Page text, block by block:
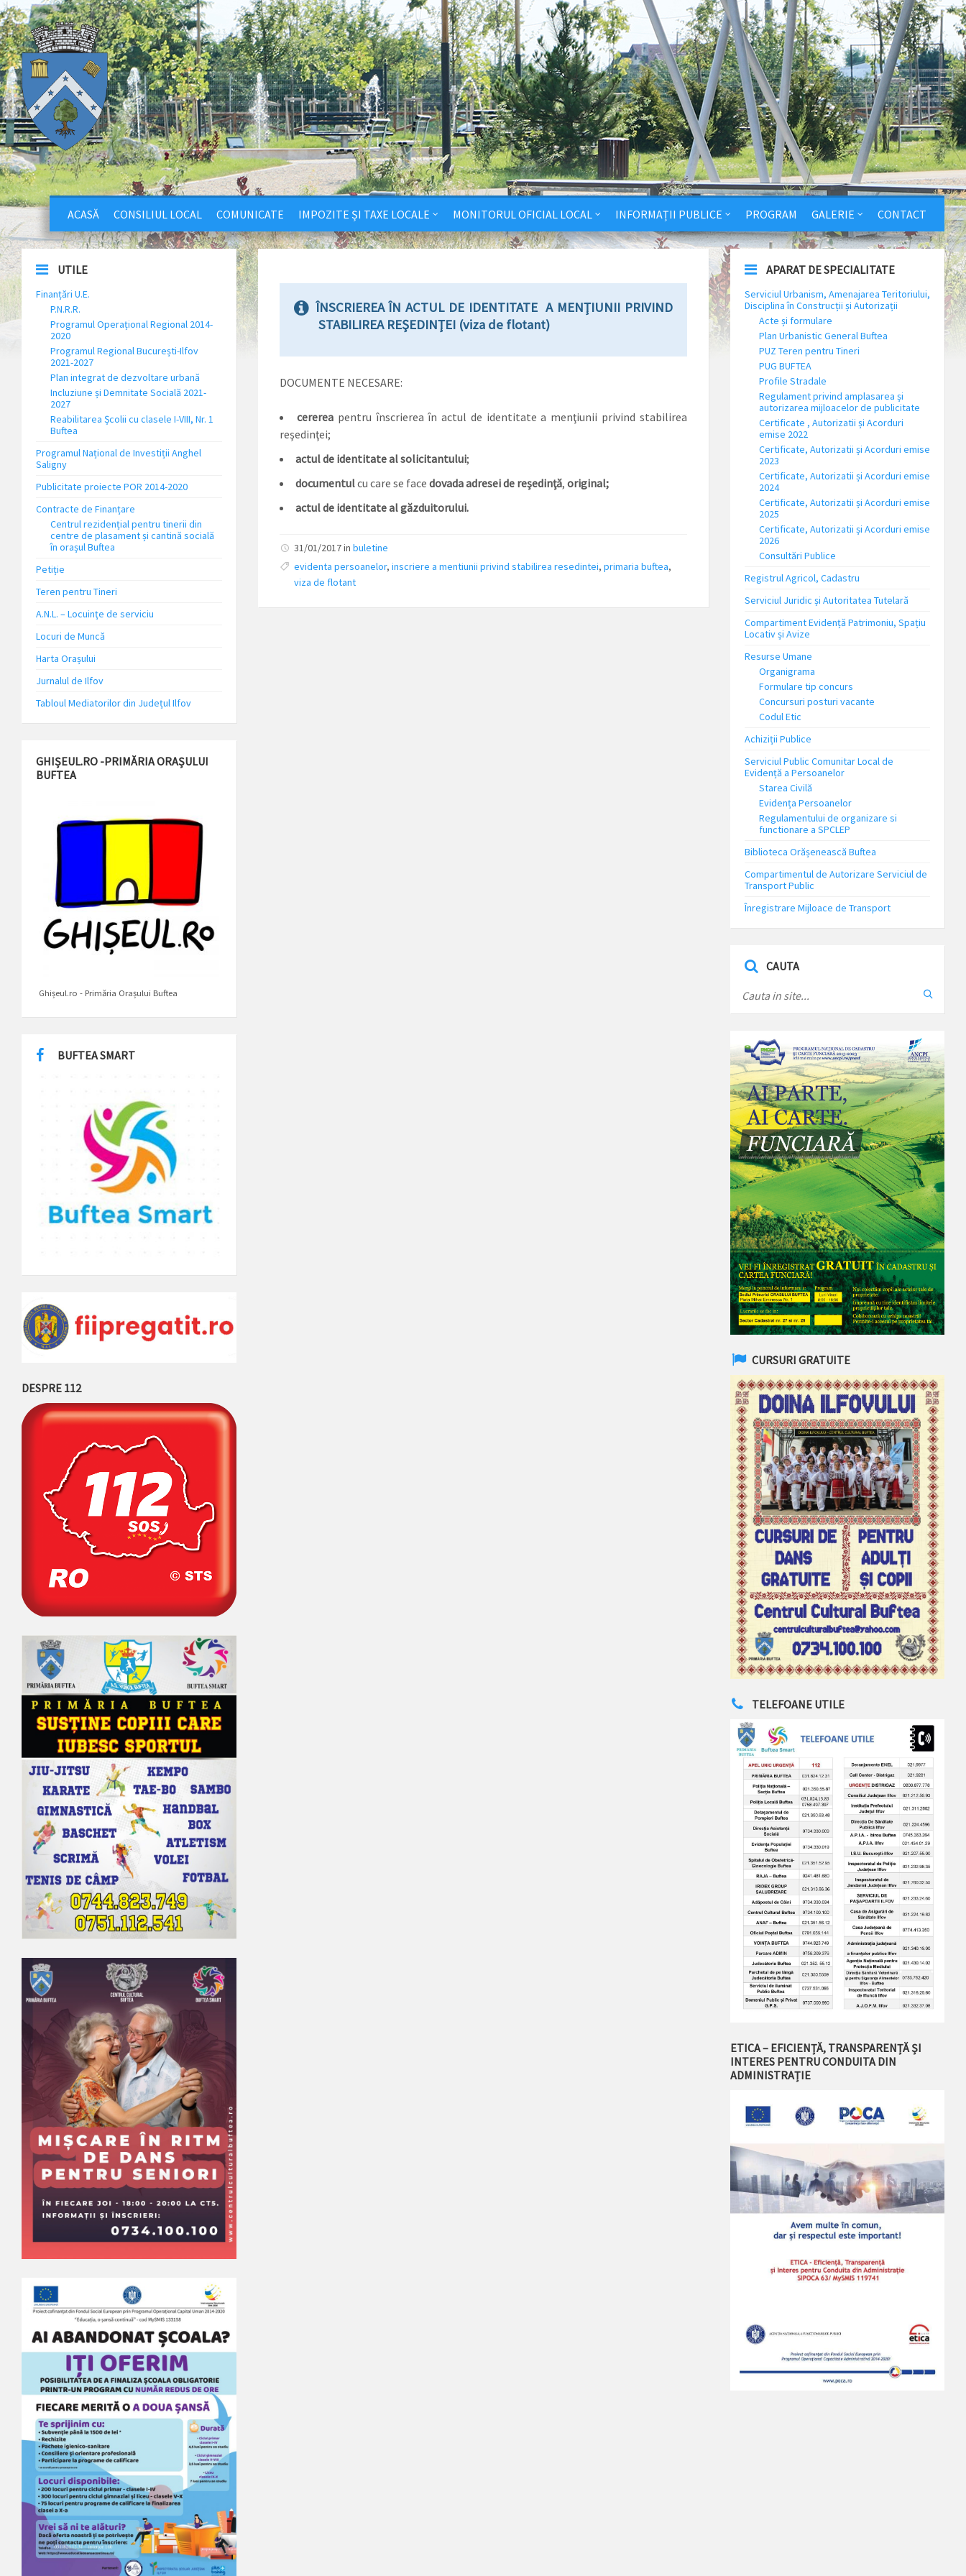
ACASĂ CONSILIUL LOCAL COMUNICATE IMPOZITE ȘI TAXE LOCALE MONITORUL OFICIAL LOCAL INFORMAȚII PUBLICE PROGRAM GALERIE CONTACT
ÎNSCRIEREA ÎN ACTUL DE IDENTITATE A MENŢIUNII PRIVIND
STABILIREA REŞEDINŢEI (viza de flotant)
DOCUMENTE NECESARE:
cererea pentru înscrierea în actul de identitate a menţiunii privind stabilirea
reşedinţei;
actul de identitate al solicitantului;
documentulcu care se face dovada adresei de reşedinţă, original;
actul de identitate al găzduitorului.
31/01/2017 in buletine
evidenta persoanelor, inscriere a mentiunii privind stabilirea resedintei, primaria buftea,
viza de flotant
UTILE
Finanțări U.E.
P.N.R.R.
Programul Operațional Regional 2014-
2020
Programul Regional București-Ilfov
2021-2027
Plan integrat de dezvoltare urbană
Incluziune și Demnitate Socială 2021-
2027
Reabilitarea Școlii cu clasele I-VIII, Nr. 1
Buftea
Programul Național de Investiții Anghel
Saligny
Publicitate proiecte POR 2014-2020
Contracte de Finanțare
Centrul rezidențial pentru tinerii din
centre de plasament și cantină socială
în orașul Buftea
Petiție
Teren pentru Tineri
A.N.L. – Locuinţe de serviciu
Locuri de Muncă
Harta Orașului
Jurnalul de Ilfov
Tabloul Mediatorilor din Județul Ilfov
GHIȘEUL.RO -PRIMĂRIA ORAȘULUI
BUFTEA
Ghișeul.ro - Primăria Orașului Buftea
BUFTEA SMART
DESPRE 112
APARAT DE SPECIALITATE
Serviciul Urbanism, Amenajarea Teritoriului,
Disciplina în Construcții și Autorizații
Acte și formulare
Plan Urbanistic General Buftea
PUZ Teren pentru Tineri
PUG BUFTEA
Profile Stradale
Regulament privind amplasarea și
autorizarea mijloacelor de publicitate
Certificate , Autorizatii și Acorduri
emise 2022
Certificate, Autorizatii și Acorduri emise
2023
Certificate, Autorizatii și Acorduri emise
2024
Certificate, Autorizatii și Acorduri emise
2025
Certificate, Autorizatii și Acorduri emise
2026
Consultări Publice
Registrul Agricol, Cadastru
Serviciul Juridic și Autoritatea Tutelară
Compartiment Evidență Patrimoniu, Spațiu
Locativ și Avize
Resurse Umane
Organigrama
Formulare tip concurs
Concursuri posturi vacante
Codul Etic
Achiziții Publice
Serviciul Public Comunitar Local de
Evidență a Persoanelor
Starea Civilă
Evidența Persoanelor
Regulamentului de organizare si
functionare a SPCLEP
Biblioteca Orășenească Buftea
Compartimentul de Autorizare Serviciul de
Transport Public
Înregistrare Mijloace de Transport
CAUTA
CURSURI GRATUITE
TELEFOANE UTILE
ETICA – EFICIENȚĂ, TRANSPARENȚĂ ȘI
INTERES PENTRU CONDUITA DIN
ADMINISTRAȚIE